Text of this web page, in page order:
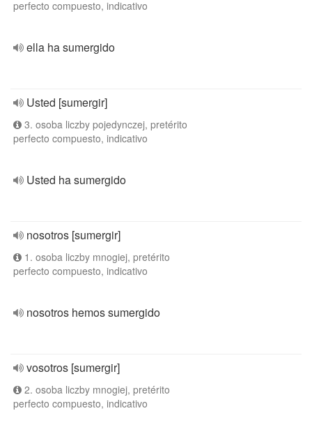
perfecto compuesto, indicativo
ella ha sumergido
Usted [sumergir]
3. osoba liczby pojedynczej, pretérito
perfecto compuesto, indicativo
Usted ha sumergido
nosotros [sumergir]
1. osoba liczby mnogiej, pretérito
perfecto compuesto, indicativo
nosotros hemos sumergido
vosotros [sumergir]
2. osoba liczby mnogiej, pretérito
perfecto compuesto, indicativo